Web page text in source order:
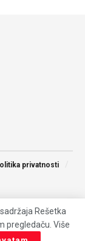
privatnosti
Rešetka
pregledaču. Više